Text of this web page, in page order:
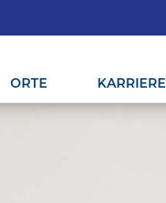
ORTE KARRIERE